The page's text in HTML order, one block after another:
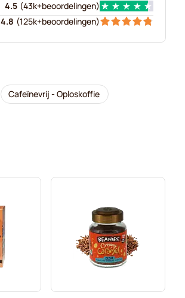
4.5 (43k+beoordelingen)
4.8 (125k+beoordelingen)
Cafeïnevrij - Oploskoffie